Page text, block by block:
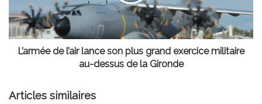
grand
exercice
militaire
au-
Gironde
L’armée de l’air lance son plus grand exercice militaire
au-dessus de la Gironde
Articles similaires